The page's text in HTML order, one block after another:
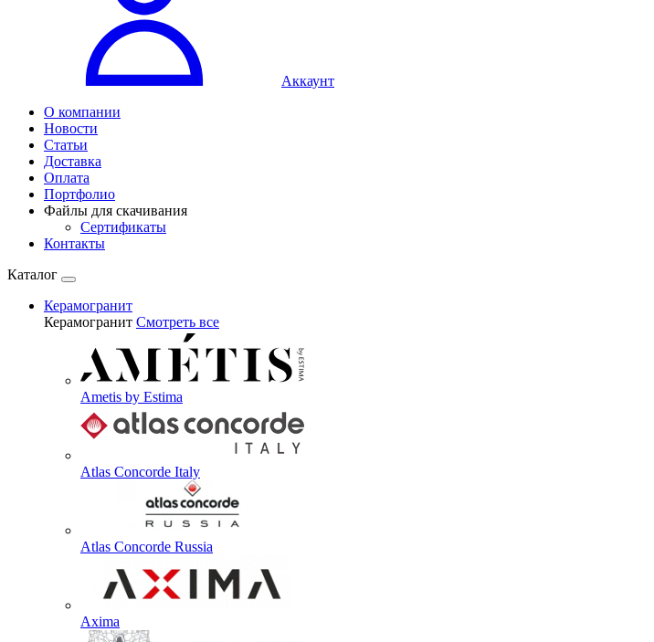
Аккаунт
О компании
Новости
Статьи
Доставка
Оплата
Портфолио
Файлы для скачивания
Сертификаты
Контакты
Каталог
Керамогранит
Керамогранит Смотреть все
Ametis by Estima
Atlas Concorde Italy
Atlas Concorde Russia
Axima